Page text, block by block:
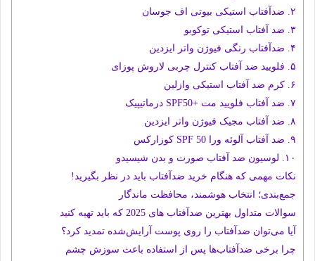
۲. ضدآفتاب استیکی بیوتی اف جوسان
۳. ضد آفتاب استیکی توکوبو
۴. ضدآفتاب رنگی فیوژن واتر ایزدین
۵. فلویید ضد آفتاب کنترل چربی لاروش پوزای
۶. کرم ضد آفتاب استیکی وازلین
۷. ضد آفتاب فلویید مت +SPF50 درماتیپیک
۸. ضد آفتاب مجیک فیوژن واتر ایزدین
۹. ضد آفتاب آلوئه ورا SPF 50 کوزارکس
۱۰. لوسیون ضد آفتاب صورت و بدن شیسیدو
نکات مهمی که هنگام خرید ضدآفتاب باید در نظر بگیرید!
جمع‌بندی؛ انتخاب هوشمند، محافظت ماندگار
سوالات متداول بهترین ضدآفتاب های 2025 که باید تهیه کنید
آیا می‌توان ضدآفتاب را روی پوست آرایش‌شده تمدید کرد؟
چرا برخی ضدآفتاب‌ها پس از استفاده باعث سوزش چشم